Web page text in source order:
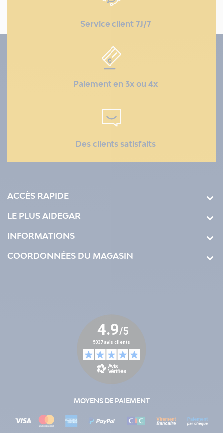
Service client 7J/7
Paiement en 3x ou 4x
Des clients satisfaits
ACCÈS RAPIDE
LE PLUS AIDEGAR
INFORMATIONS
COORDONNÉES DU MAGASIN
MOYENS DE PAIEMENT